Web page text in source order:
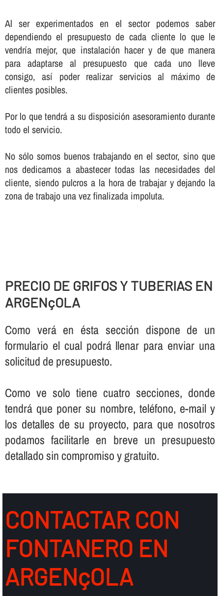
Al ser experimentados en el sector podemos saber
dependiendo el presupuesto de cada cliente lo que le
vendrí­a mejor, que instalación hacer y de que manera
para adaptarse al presupuesto que cada uno lleve
consigo, así­ poder realizar servicios al máximo de
clientes posibles.
Por lo que tendrá a su disposición asesoramiento durante
todo el servicio.
No sólo somos buenos trabajando en el sector, sino que
nos dedicamos a abastecer todas las necesidades del
cliente, siendo pulcros a la hora de trabajar y dejando la
zona de trabajo una vez finalizada impoluta.
PRECIO DE GRIFOS Y TUBERIAS EN
ARGENçOLA
Como verá en ésta sección dispone de un
formulario el cual podrá llenar para enviar una
solicitud de presupuesto.
Como ve solo tiene cuatro secciones, donde
tendrá que poner su nombre, teléfono, e-mail y
los detalles de su proyecto, para que nosotros
podamos facilitarle en breve un presupuesto
detallado sin compromiso y gratuito.
CONTACTAR CON
FONTANERO EN
ARGENçOLA